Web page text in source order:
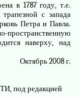
в 1787 году, т.е.
с запада
Петра и Павла.
наверху, над
Октябрь 2008 г.
под редакцией